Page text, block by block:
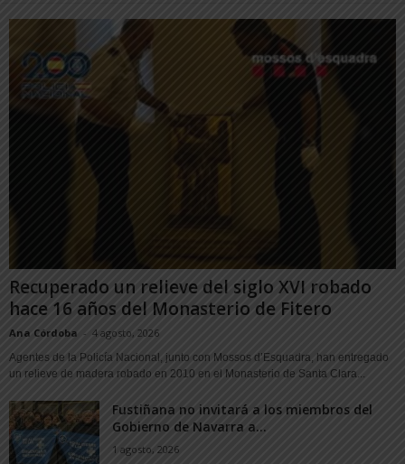
Recuperado un relieve del siglo XVI robado
hace 16 años del Monasterio de Fitero
Ana Córdoba - 4 agosto, 2026
Agentes de la Policía Nacional, junto con Mossos d’Esquadra, han entregado
un relieve de madera robado en 2010 en el Monasterio de Santa Clara...
Fustiñana no invitará a los miembros del
Gobierno de Navarra a...
1 agosto, 2026